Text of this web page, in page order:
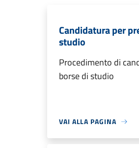
Candidatura per
studio
Procedimento di
borse di studio
VAI ALLA PAGINA